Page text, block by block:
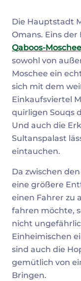
Die Hauptstadt
Omans. Eins
Qaboos-
sowohl von
Moschee ein
sich mit dem
Einkaufsviertel
quirligen Souqs
Und auch die
Sultanspalast
eintauchen.
Da zwischen
eine größere
einen Fahrer zu
fahren möchte,
nicht
Einheimischen
sind auch die
gemütlich von
Bringen.